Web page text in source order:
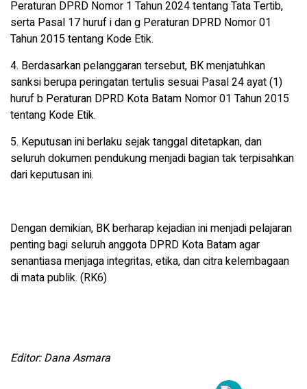
Peraturan DPRD Nomor 1 Tahun 2024 tentang Tata Tertib,
serta Pasal 17 huruf i dan g Peraturan DPRD Nomor 01
Tahun 2015 tentang Kode Etik.
4. Berdasarkan pelanggaran tersebut, BK menjatuhkan
sanksi berupa peringatan tertulis sesuai Pasal 24 ayat (1)
huruf b Peraturan DPRD Kota Batam Nomor 01 Tahun 2015
tentang Kode Etik.
5. Keputusan ini berlaku sejak tanggal ditetapkan, dan
seluruh dokumen pendukung menjadi bagian tak terpisahkan
dari keputusan ini.
Dengan demikian, BK berharap kejadian ini menjadi pelajaran
penting bagi seluruh anggota DPRD Kota Batam agar
senantiasa menjaga integritas, etika, dan citra kelembagaan
di mata publik. (RK6)
Editor: Dana Asmara